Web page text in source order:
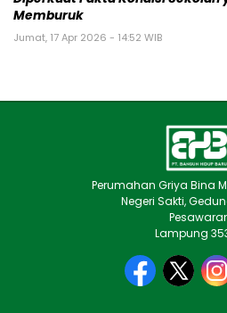
Memburuk
Jumat, 17 Apr 2026 - 14:52 WIB
Perumahan Griya Bina
Negeri Sakti,
Lampung